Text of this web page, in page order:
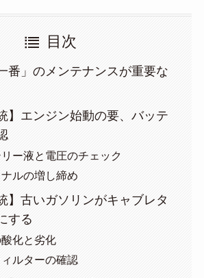
目次
番」のメンテナンスが重要な
】エンジン始動の要、バッテ
ー液と電圧のチェック
ルの増し締め
】古いガソリンがキャブレタ
する
化と劣化
ルターの確認